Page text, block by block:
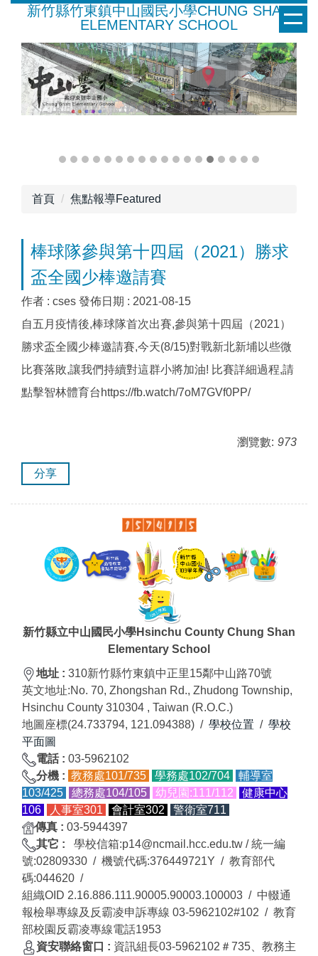
新竹縣竹東鎮中山國民小學CHUNG SHAN
ELEMENTARY SCHOOL
首頁 焦點報導Featured
棒球隊參與第十四屆（2021）勝求
盃全國少棒邀請賽
作者 : cses 發佈日期 : 2021-08-15
自五月疫情後,棒球隊首次出賽,參與第十四屆（2021）
勝求盃全國少棒邀請賽,今天(8/15)對戰新北新埔以些微
比賽落敗,讓我們持續對這群小將加油! 比賽詳細過程,請
點擊智林體育台https://fb.watch/7oM7GVf0PP/
瀏覽數: 973
分享
新竹縣立中山國民小學Hsinchu County Chung Shan
Elementary School
地址 : 310新竹縣竹東鎮中正里15鄰中山路70號
英文地址:No. 70, Zhongshan Rd., Zhudong Township,
Hsinchu County 310304 , Taiwan (R.O.C.)
地圖座標(24.733794, 121.094388) / 學校位置 / 學校
平面圖
電話 : 03-5962102
分機 : 教務處101/735 學務處102/704
輔導室
103/425
總務處104/105 幼兒園:111/112
健康中心
106
人事室301 會計室302
警衛室711
傳真 : 03-5944397
其它 :
學校信箱:p14@ncmail.hcc.edu.tw / 統一編
號:02809330 / 機號代碼:376449721Y / 教育部代
碼:044620 /
組織OID 2.16.886.111.90005.90003.100003 / 中輟通
報檢舉專線及反霸凌申訴專線 03-5962102#102 / 教育
部校園反霸凌專線電話1953
資安聯絡窗口 : 資訊組長03-5962102＃735、教務主